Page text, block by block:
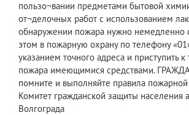
пользо¬вании предметами бытовой
от¬делочных работ с использованием
обнаружении пожара нужно немедленно
этом в пожарную охрану по телефону
указанием точного адреса и приступить
пожара имеющимися средствами.
помните и выполняйте правила пожарной
Комитет гражданской защиты населения
Волгограда